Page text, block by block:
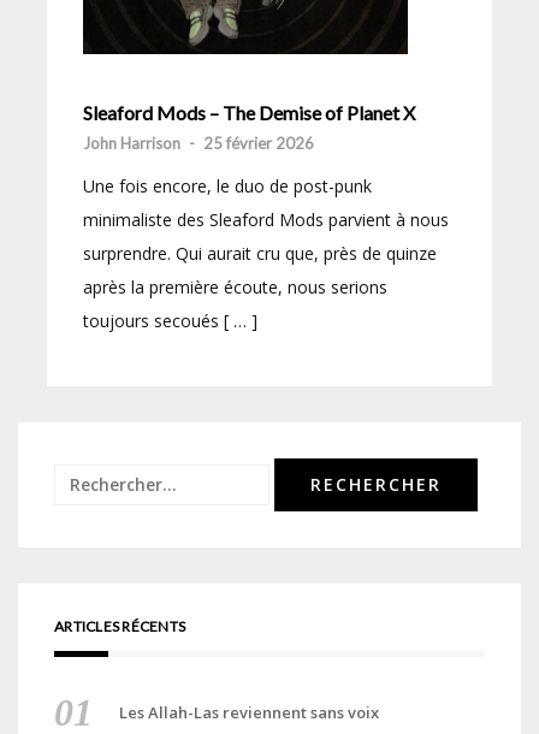
Sleaford Mods – The Demise of Planet X
John Harrison - 25 février 2026
Une fois encore, le duo de post-punk
minimaliste des Sleaford Mods parvient à nous
surprendre. Qui aurait cru que, près de quinze
après la première écoute, nous serions
toujours secoués [ … ]
Rechercher :
ARTICLES RÉCENTS
Les Allah-Las reviennent sans voix